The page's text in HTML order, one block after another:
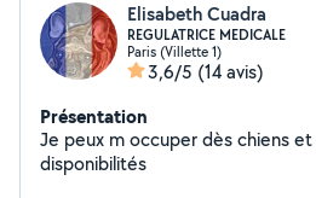
Elisabeth Cuadra
REGULATRICE MEDICALE
Paris (Villette 1)
3,6/5 (14 avis)
Présentation
Je peux m occuper dès chiens
disponibilités